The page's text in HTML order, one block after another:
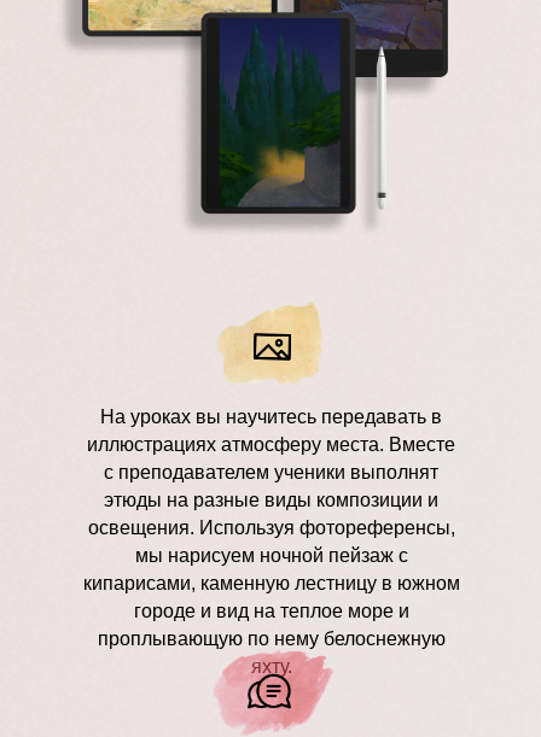
На уроках вы научитесь передавать в
иллюстрациях атмосферу места. Вместе
с преподавателем ученики выполнят
этюды на разные виды композиции и
освещения. Используя фотореференсы,
мы нарисуем ночной пейзаж с
кипарисами, каменную лестницу в южном
городе и вид на теплое море и
проплывающую по нему белоснежную
яхту.